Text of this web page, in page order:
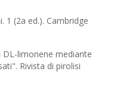
1 (2a ed.). Cambridge
DL-limonene mediante
Rivista di pirolisi